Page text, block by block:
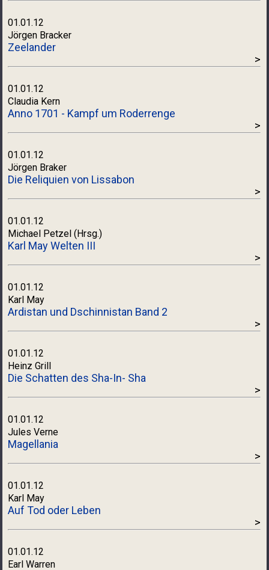
01.01.12
Jörgen Bracker
Zeelander
>
01.01.12
Claudia Kern
Anno 1701 - Kampf um Roderrenge
>
01.01.12
Jörgen Braker
Die Reliquien von Lissabon
>
01.01.12
Michael Petzel (Hrsg.)
Karl May Welten III
>
01.01.12
Karl May
Ardistan und Dschinnistan Band 2
>
01.01.12
Heinz Grill
Die Schatten des Sha-In- Sha
>
01.01.12
Jules Verne
Magellania
>
01.01.12
Karl May
Auf Tod oder Leben
>
01.01.12
Earl Warren